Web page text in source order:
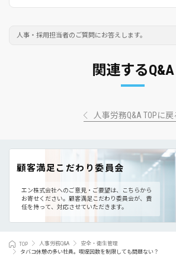
人事・採用担当者のご質問にお答えします。
関連するQ&A
人事労務Q&A TOPに戻
顧客満足こだわり委員会
エン株式会社へのご意見・ご要望は、こちらから
お寄せください。 顧客満足こだわり委員会が、責
任を持って、対応させていただきます。
TOP 人事労務Q&A
安全・衛生管理
タバコ休憩の多い社員。喫煙回数を制限しても問題ない？